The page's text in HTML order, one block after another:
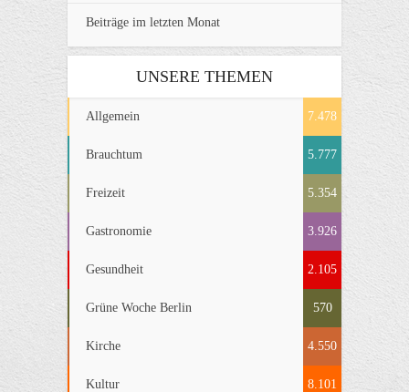
Beiträge im letzten Monat
UNSERE THEMEN
Allgemein 7.478
Brauchtum 5.777
Freizeit 5.354
Gastronomie 3.926
Gesundheit 2.105
Grüne Woche Berlin 570
Kirche 4.550
Kultur 8.101